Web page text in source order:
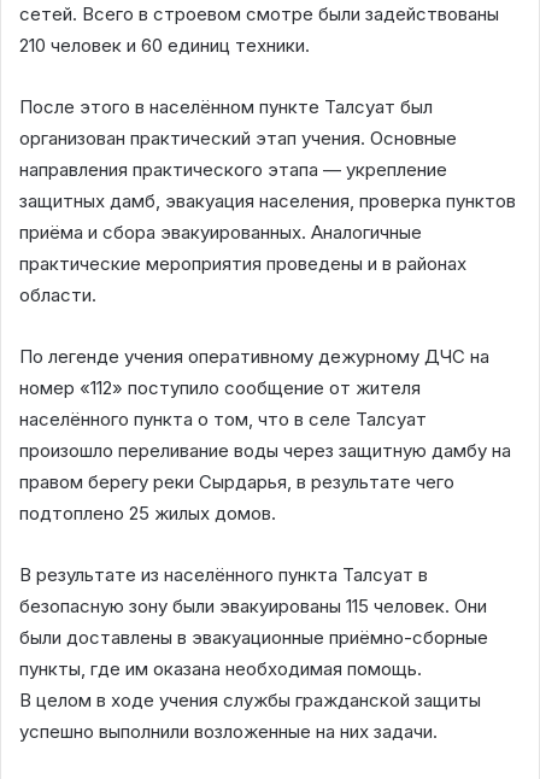
сетей. Всего в строевом смотре были задействованы
210 человек и 60 единиц техники.
После этого в населённом пункте Талсуат был
организован практический этап учения. Основные
направления практического этапа — укрепление
защитных дамб, эвакуация населения, проверка пунктов
приёма и сбора эвакуированных. Аналогичные
практические мероприятия проведены и в районах
области.
По легенде учения оперативному дежурному ДЧС на
номер «112» поступило сообщение от жителя
населённого пункта о том, что в селе Талсуат
произошло переливание воды через защитную дамбу на
правом берегу реки Сырдарья, в результате чего
подтоплено 25 жилых домов.
В результате из населённого пункта Талсуат в
безопасную зону были эвакуированы 115 человек. Они
были доставлены в эвакуационные приёмно-сборные
пункты, где им оказана необходимая помощь.
В целом в ходе учения службы гражданской защиты
успешно выполнили возложенные на них задачи.